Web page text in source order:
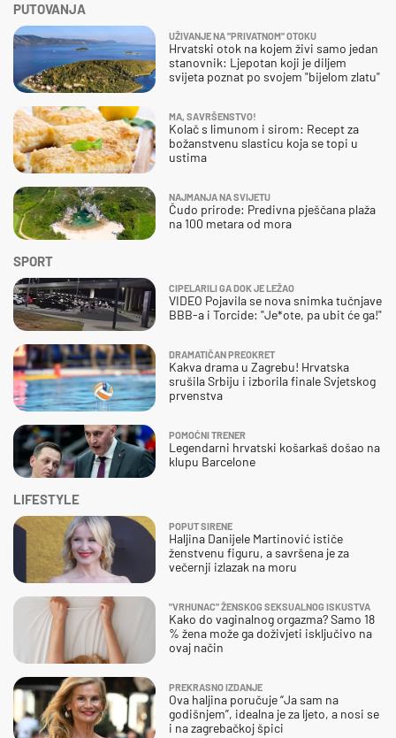
SPORT
CIPELARILI GA DOK JE LEŽAO
VIDEO Pojavila se nova snimka tučnjave
BBB-a i Torcide: "Je*ote, pa ubit će ga!"
DRAMATIČAN PREOKRET
Kakva drama u Zagrebu! Hrvatska
srušila Srbiju i izborila finale Svjetskog
prvenstva
POMOĆNI TRENER
Legendarni hrvatski košarkaš došao na
klupu Barcelone
PUTOVANJA
UŽIVANJE NA "PRIVATNOM" OTOKU
Hrvatski otok na kojem živi samo jedan
stanovnik: Ljepotan koji je diljem
svijeta poznat po svojem "bijelom zlatu"
MA, SAVRŠENSTVO!
Kolač s limunom i sirom: Recept za
božanstvenu slasticu koja se topi u
ustima
NAJMANJA NA SVIJETU
Čudo prirode: Predivna pješčana plaža
na 100 metara od mora
LIFESTYLE
POPUT SIRENE
Haljina Danijele Martinović ističe
ženstvenu figuru, a savršena je za
večernji izlazak na moru
"VRHUNAC" ŽENSKOG SEKSUALNOG ISKUSTVA
Kako do vaginalnog orgazma? Samo 18
% žena može ga doživjeti isključivo na
ovaj način
PREKRASNO IZDANJE
Ova haljina poručuje “Ja sam na
godišnjem”, idealna je za ljeto, a nosi se
i na zagrebačkoj špici